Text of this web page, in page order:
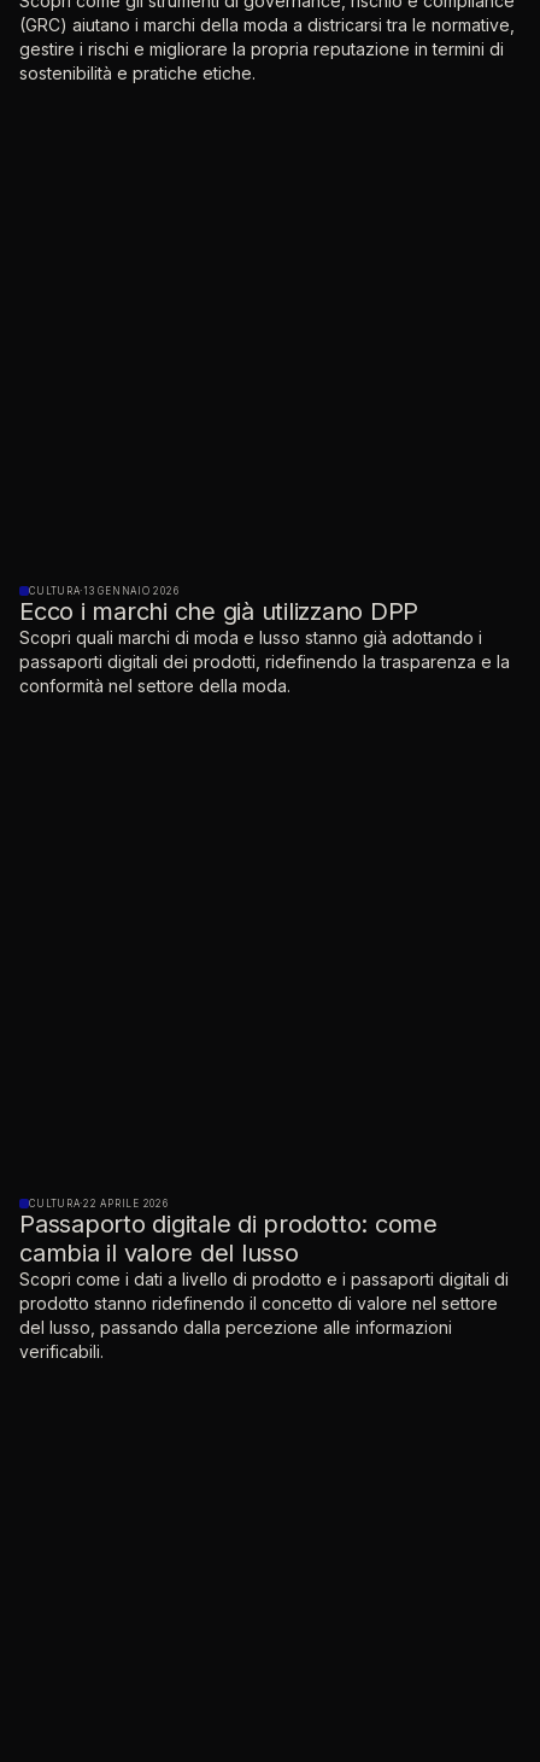
(GRC) aiutano i marchi della moda a districarsi tra le normative,
gestire i rischi e migliorare la propria reputazione in termini di
sostenibilità e pratiche etiche.
CULTURA· 13 GENNAIO 2026
Ecco i marchi che già utilizzano DPP
Scopri quali marchi di moda e lusso stanno già adottando i
passaporti digitali dei prodotti, ridefinendo la trasparenza e la
conformità nel settore della moda.
CULTURA·22 APRILE 2026
Passaporto digitale di prodotto: come
cambia il valore del lusso
Scopri come i dati a livello di prodotto e i passaporti digitali di
prodotto stanno ridefinendo il concetto di valore nel settore
del lusso, passando dalla percezione alle informazioni
verificabili.